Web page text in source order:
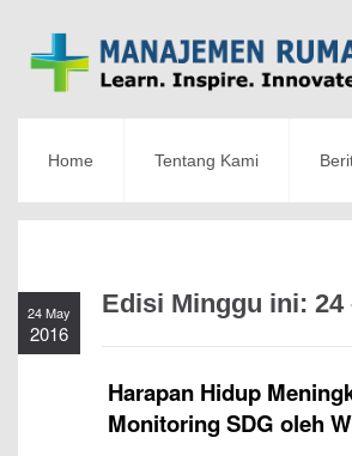
Home Tentang Kami
24 May
2016
Edisi Minggu ini: 24
Harapan Hidup
Monitoring SDG oleh